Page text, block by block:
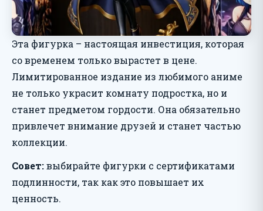
Эта фигурка – настоящая инвестиция, которая
со временем только вырастет в цене.
Лимитированное издание из любимого аниме
не только украсит комнату подростка, но и
станет предметом гордости. Она обязательно
привлечет внимание друзей и станет частью
коллекции.
Совет:выбирайте фигурки с сертификатами
подлинности, так как это повышает их
ценность.